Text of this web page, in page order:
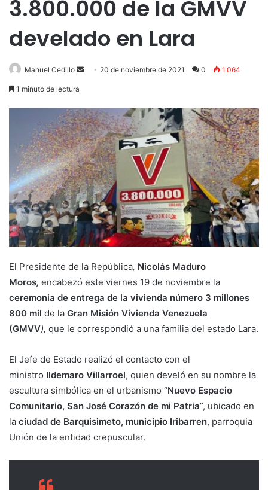
3.800.000 de la GMVV
develado en Lara
Manuel Cedillo
Send 20 de noviembre de 2021 0 1.064
1 minuto de lectura
El Presidente de la República, Nicolás Maduro
Moros, encabezó este viernes 19 de noviembre la
ceremonia de entrega de la vivienda número 3 millones
800 mil de la Gran Misión Vivienda Venezuela
(GMVV), que le correspondió a una familia del estado Lara.
El Jefe de Estado realizó el contacto con el
ministro Ildemaro Villarroel, quien develó en su nombre la
escultura simbólica en el urbanismo “Nuevo Espacio
Comunitario, San José Corazón de mi Patria”, ubicado en
la ciudad de Barquisimeto, municipio Iribarren, parroquia
Unión de la entidad crepuscular.